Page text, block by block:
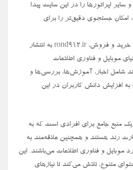
اول با کدهای مختلف ۰۹۱۲ و سایر اپراتورها را در این سایت پیدا
امکان جستجوی دقیق‌تر را برای
علاوه بر خرید و فروش، rond912.ir به انتشار
موبایل و فناوری اطلاعات
شامل اخبار، آموزش‌ها، بررسی‌ها و
افزایش دانش کاربران در این
به طور خلاصه، rond912.ir یک منبع جامع برای افرادی است که به
رند هستند و همچنین علاقه‌مند به
موبایل و فناوری اطلاعات می‌باشند. این
متنوع، تلاش می‌کند تا نیازهای